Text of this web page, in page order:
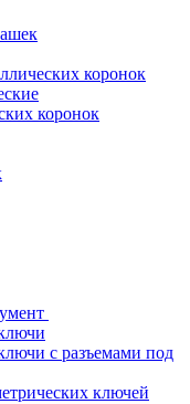
коронок
коронок
с разъемами под
ключей